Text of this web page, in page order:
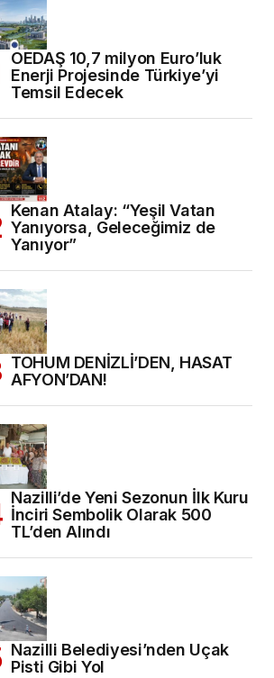
OEDAŞ 10,7 milyon Euro’luk
Enerji Projesinde Türkiye’yi
Temsil Edecek
Kenan Atalay: “Yeşil Vatan
Yanıyorsa, Geleceğimiz de
Yanıyor”
TOHUM DENİZLİ’DEN, HASAT
AFYON’DAN!
Nazilli’de Yeni Sezonun İlk Kuru
İnciri Sembolik Olarak 500
TL’den Alındı
Nazilli Belediyesi’nden Uçak
Pisti Gibi Yol